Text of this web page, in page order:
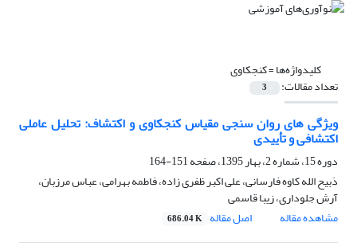
کلیدواژه‌ها =کنجکاوی
تعداد مقالات: 3
ویژگی های روان سنجی مقیاس کنجکاوی و اکتشاف: تحلیل عاملی
اکتشافی و تأییدی
دوره 15، شماره 2، بهار 1395، صفحه
151-164
ذبیح الله کاوه فارسانی، علی اکبر ظفری زاده، فاطمه بهرامی، عباس مرزبان،
آرش جلوداری، زیبا قاسمی
مشاهده مقاله
اصل مقاله 686.04 K